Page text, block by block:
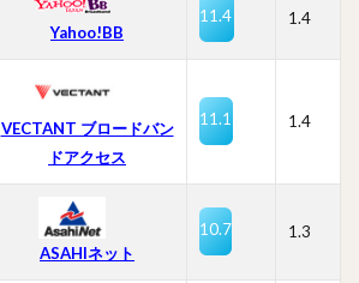
Yahoo!BB
11.4 1.4
VECTANT ブロードバン
ドアクセス
11.1 1.4
ASAHIネット
10.7 1.3